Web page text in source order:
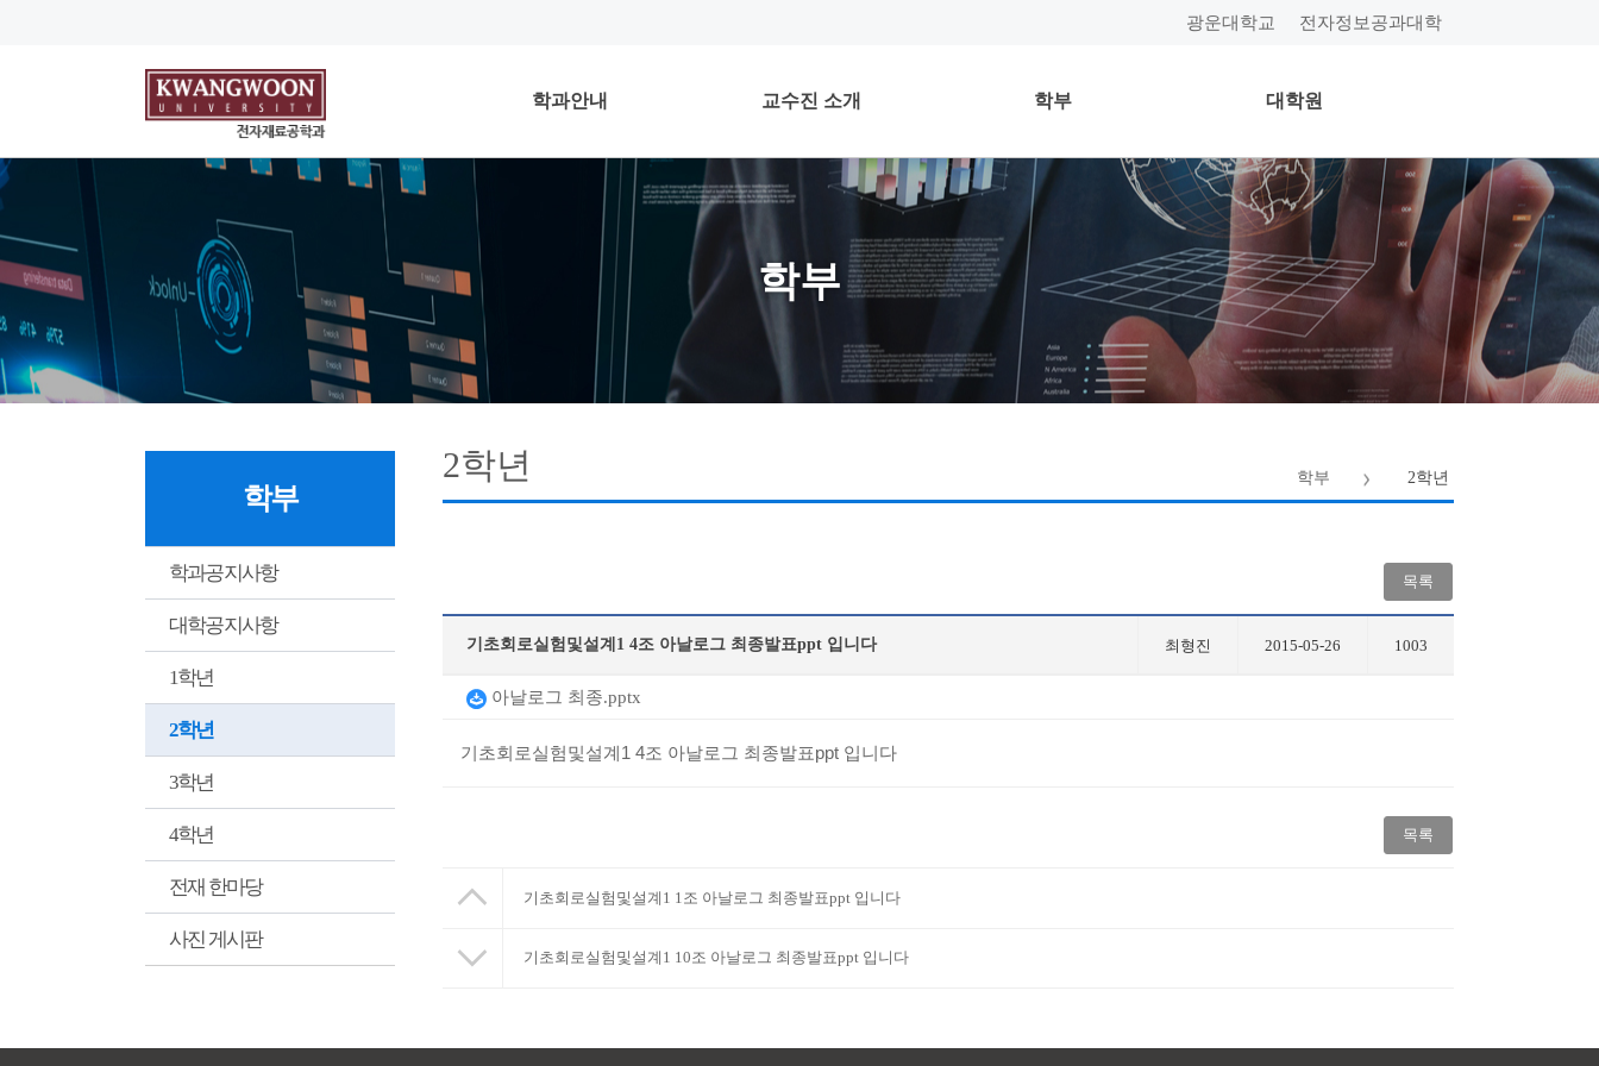
광운대학교 전자정보공과대학
학과안내 교수진 소개 학부 대학원
학부
학부
학과공지사항
대학공지사항
1학년
2학년
3학년
4학년
전재 한마당
사진 게시판
학부 2학년
2학년
목록
기초회로실험및설계1 4조 아날로그 최종발표ppt 입니다 최형진 2015-05-26 1003
아날로그 최종.pptx
기초회로실험및설계1 4조 아날로그 최종발표ppt 입니다
목록
기초회로실험및설계1 1조 아날로그 최종발표ppt 입니다
기초회로실험및설계1 10조 아날로그 최종발표ppt 입니다